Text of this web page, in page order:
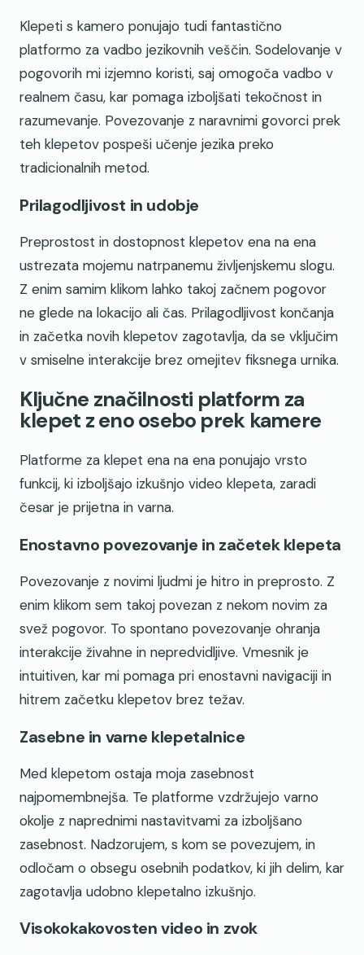
Klepeti s kamero ponujajo tudi fantastično
platformo za vadbo jezikovnih veščin. Sodelovanje v
pogovorih mi izjemno koristi, saj omogoča vadbo v
realnem času, kar pomaga izboljšati tekočnost in
razumevanje. Povezovanje z naravnimi govorci prek
teh klepetov pospeši učenje jezika preko
tradicionalnih metod.
Prilagodljivost in udobje
Preprostost in dostopnost klepetov ena na ena
ustrezata mojemu natrpanemu življenjskemu slogu.
Z enim samim klikom lahko takoj začnem pogovor
ne glede na lokacijo ali čas. Prilagodljivost končanja
in začetka novih klepetov zagotavlja, da se vključim
v smiselne interakcije brez omejitev fiksnega urnika.
Ključne značilnosti platform za
klepet z eno osebo prek kamere
Platforme za klepet ena na ena ponujajo vrsto
funkcij, ki izboljšajo izkušnjo video klepeta, zaradi
česar je prijetna in varna.
Enostavno povezovanje in začetek klepeta
Povezovanje z novimi ljudmi je hitro in preprosto. Z
enim klikom sem takoj povezan z nekom novim za
svež pogovor. To spontano povezovanje ohranja
interakcije živahne in nepredvidljive. Vmesnik je
intuitiven, kar mi pomaga pri enostavni navigaciji in
hitrem začetku klepetov brez težav.
Zasebne in varne klepetalnice
Med klepetom ostaja moja zasebnost
najpomembnejša. Te platforme vzdržujejo varno
okolje z naprednimi nastavitvami za izboljšano
zasebnost. Nadzorujem, s kom se povezujem, in
odločam o obsegu osebnih podatkov, ki jih delim, kar
zagotavlja udobno klepetalno izkušnjo.
Visokokakovosten video in zvok